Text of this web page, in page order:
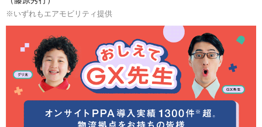
※いずれもエアモビリティ提供